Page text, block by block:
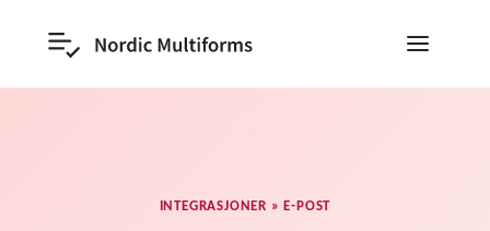
INTEGRASJONER » E-POST